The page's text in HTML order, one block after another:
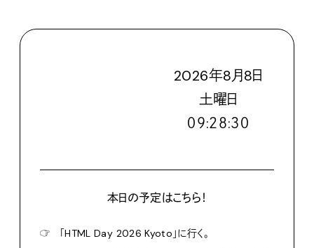
2026年8月8日
土曜日
０９:２８:３１
本日の予定はこちら！
☞
「HTML Day 2026 Kyoto」に行く。